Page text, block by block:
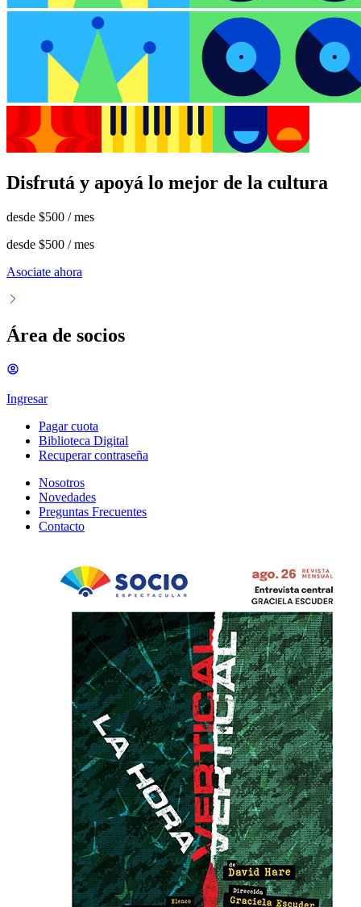
Disfrutá y apoyá lo mejor de la cultura
desde $500 / mes
desde $500 / mes
Asociate ahora
Área de socios
Ingresar
Pagar cuota
Biblioteca Digital
Recuperar contraseña
Nosotros
Novedades
Preguntas Frecuentes
Contacto